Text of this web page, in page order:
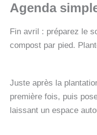
Agenda
Fin avril : préparez le
compost par pied.
Juste après la
première fois, puis
laissant un espace